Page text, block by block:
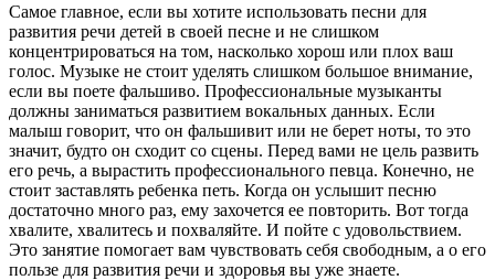
Самое главное, если вы хотите использовать песни для
развития речи детей в своей песне и не слишком
концентрироваться на том, насколько хорош или плох ваш
голос. Музыке не стоит уделять слишком большое внимание,
если вы поете фальшиво. Профессиональные музыканты
должны заниматься развитием вокальных данных. Если
малыш говорит, что он фальшивит или не берет ноты, то это
значит, будто он сходит со сцены. Перед вами не цель развить
его речь, а вырастить профессионального певца. Конечно, не
стоит заставлять ребенка петь. Когда он услышит песню
достаточно много раз, ему захочется ее повторить. Вот тогда
хвалите, хвалитесь и похваляйте. И пойте с удовольствием.
Это занятие помогает вам чувствовать себя свободным, а о его
пользе для развития речи и здоровья вы уже знаете.